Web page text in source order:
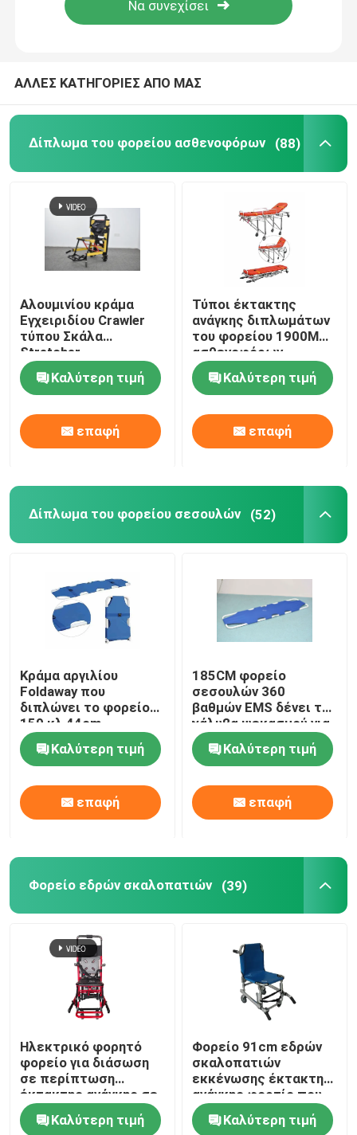
ΑΛΛΕΣ ΚΑΤΗΓΟΡΙΕΣ ΑΠΟ ΜΑΣ
Δίπλωμα του φορείου ασθενοφόρων (88)
Αλουμινίου κράμα
Εγχειριδίου Crawler
τύπου Σκάλα
Stretcher
αναδιπλούμενο
ελαφρύ για το
νοσοκομείο
μεταφορά ασθενών
Καλύτερη τιμή
επαφή
Τύποι έκτακτης
ανάγκης διπλωμάτων
του φορείου 1900MM
ασθενοφόρων
συσκευή πρώτων
βοηθειών 92cm
Καλύτερη τιμή
επαφή
Δίπλωμα του φορείου σεσουλών (52)
Κράμα αργιλίου
Foldaway που
διπλώνει το φορείο
159 κλ 44cm
σεσουλών
Καλύτερη τιμή
επαφή
185CM φορείο
σεσουλών 360
βαθμών EMS δένει το
χάλυβα ψεκασμού για
την υπομονετική
μεταφοράΚαλύτερη τιμή
επαφή
Φορείο εδρών σκαλοπατιών (39)
Ηλεκτρικό φορητό
φορείο για διάσωση
σε περίπτωση
έκτακτης ανάγκης σε
σκάλες και
διαδρόμους
Καλύτερη τιμή
Φορείο 91cm εδρών
σκαλοπατιών
εκκένωσης έκτακτης
ανάγκης φορτίο που
αντέχει 159KG
Καλύτερη τιμή